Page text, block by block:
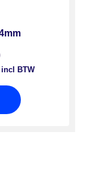
BTW